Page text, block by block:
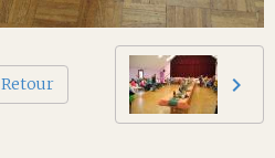
Retour